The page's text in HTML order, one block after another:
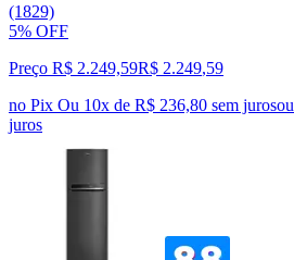
(1829)
5% OFF
Preço R$ 2.249,59R$ 2.249,59
no Pix Ou 10x de R$ 236,80 sem jurosou
juros